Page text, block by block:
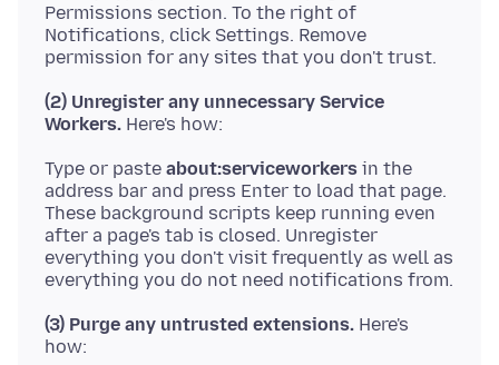
Permissions section. To the right of
Notifications, click Settings. Remove
(2) Unregister any unnecessary Service
Workers.
Type or paste about:serviceworkers in the
address bar and press Enter to load that page.
These background scripts keep running even
after a page's tab is closed. Unregister
everything you don't visit frequently as well as
(3) Purge any untrusted extensions. Here's